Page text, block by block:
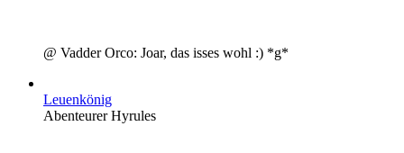
@ Vadder Orco: Joar, das isses wohl :) *g*
Leuenkönig
Abenteurer Hyrules